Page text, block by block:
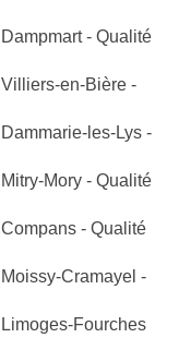
- Qualité
en-Bière -
les-Lys -
Mory - Qualité
- Qualité
Cramayel -
Fourches